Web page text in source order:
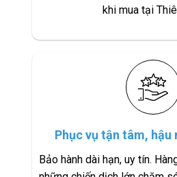
khi mua tại
Phục vụ tận tâm, hậu
Bảo hành dài hạn, uy tín.